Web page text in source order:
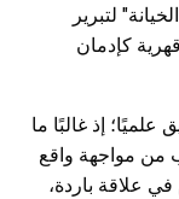
لتبرير
كإدمان
إذ غالبًا ما
من مواجهة واقع
علاقة باردة،